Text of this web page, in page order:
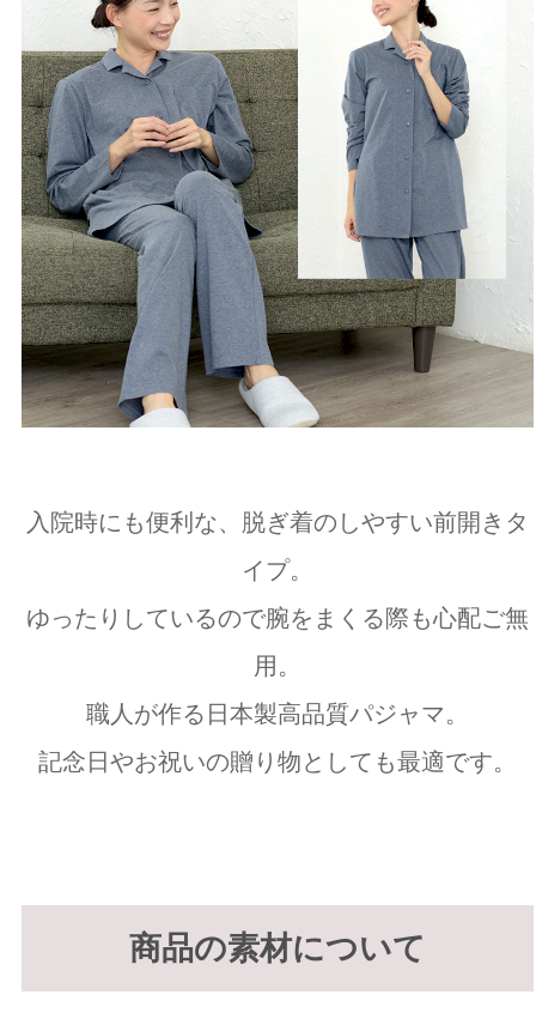
入院時にも便利な、脱ぎ着のしやすい前開きタ
イプ。
ゆったりしているので腕をまくる際も心配ご無
用。
職人が作る日本製高品質パジャマ。
記念日やお祝いの贈り物としても最適です。
商品の素材について